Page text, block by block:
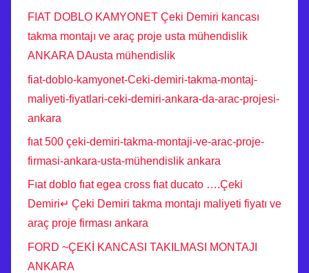
FIAT DOBLO KAMYONET Çeki Demiri kancası
takma montajı ve araç proje usta mühendislik
ANKARA DAusta mühendislik
fiat-doblo-kamyonet-Ceki-demiri-takma-montaj-
maliyeti-fiyatlari-ceki-demiri-ankara-da-arac-projesi-
ankara
fıat 500 çeki-demiri-takma-montaji-ve-arac-proje-
firmasi-ankara-usta-mühendislik ankara
Fıat doblo fıat egea cross fıat ducato ….Çeki
Demiri↵ Çeki Demiri takma montajı maliyeti fiyatı ve
araç proje firması ankara
FORD ~ÇEKİ KANCASI TAKILMASI MONTAJI
ANKARA